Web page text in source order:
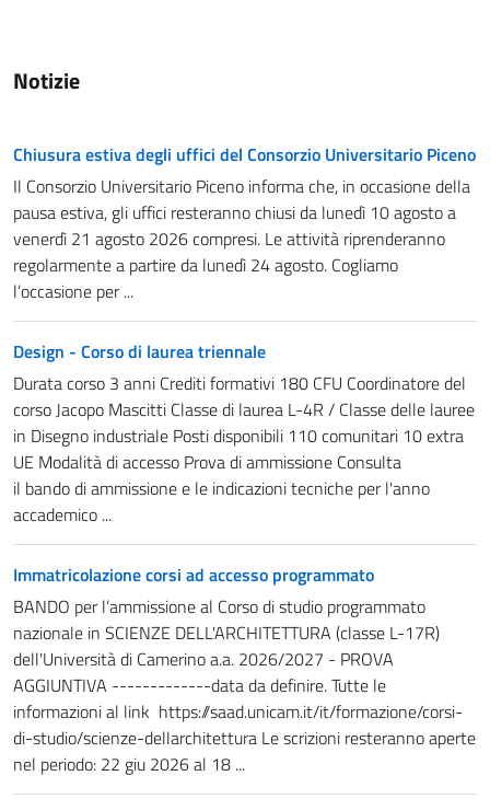
Notizie
Chiusura estiva degli uffici del Consorzio Universitario Piceno
Il Consorzio Universitario Piceno informa che, in occasione della
pausa estiva, gli uffici resteranno chiusi da lunedì 10 agosto a
venerdì 21 agosto 2026 compresi. Le attività riprenderanno
regolarmente a partire da lunedì 24 agosto. Cogliamo
l’occasione per ...
Design - Corso di laurea triennale
Durata corso 3 anni Crediti formativi 180 CFU Coordinatore del
corso Jacopo Mascitti Classe di laurea L-4R / Classe delle lauree
in Disegno industriale Posti disponibili 110 comunitari 10 extra
UE Modalità di accesso Prova di ammissione Consulta
il bando di ammissione e le indicazioni tecniche per l'anno
accademico ...
Immatricolazione corsi ad accesso programmato
BANDO per l’ammissione al Corso di studio programmato
nazionale in SCIENZE DELL'ARCHITETTURA (classe L-17R)
dell'Università di Camerino a.a. 2026/2027 - PROVA
AGGIUNTIVA -------------data da definire. Tutte le
informazioni al link https://saad.unicam.it/it/formazione/corsi-
di-studio/scienze-dellarchitettura Le scrizioni resteranno aperte
nel periodo: 22 giu 2026 al 18 ...